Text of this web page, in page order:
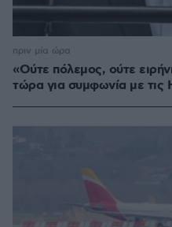
«Ούτε πόλεμος, ούτε
τώρα για συμφωνία με
πριν μία ώρα